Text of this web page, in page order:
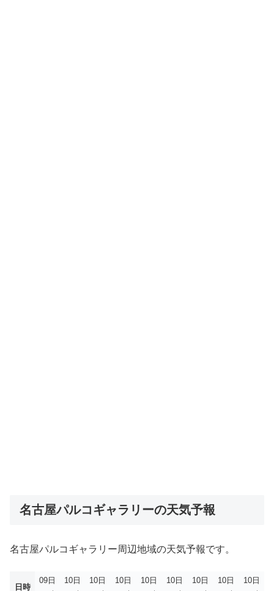
名古屋パルコギャラリーの天気予報
名古屋パルコギャラリー周辺地域の天気予報です。
日時
09日
10日
10日
10日
10日
10日
10日
10日
10日